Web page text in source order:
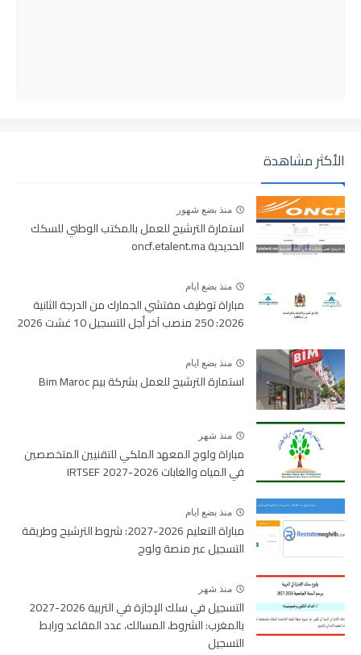
الأكثر مشاهدة
منذ بضع شهور
استمارة الترشيح للعمل بالمكتب الوطني للسكك
الحديدية oncf.etalent.ma
منذ بضع ايام
مباراة توظيف مفتشي الجمارك من الدرجة الثانية
2026: 250 منصب آخر أجل للتسجيل 10 غشت 2026
منذ بضع ايام
استمارة الترشيح للعمل بشركة بيم Bim Maroc
منذ شهر
مباراة ولوج المعهد الملكي للتقنيين المتخصصين
في المياه والغابات 2026-2027 IRTSEF
منذ بضع ايام
مباراة التعليم 2026-2027: شروط الترشيح وطريقة
التسجيل عبر منصة ولوج
منذ شهر
التسجيل في سلك الإجازة في التربية 2026-2027
بالمغرب: الشروط، المسالك، عدد المقاعد ورابط
التسجيل